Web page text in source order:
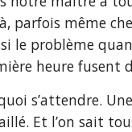
parfois même
le problème
heure fusent
s’attendre.
Et l’on sait